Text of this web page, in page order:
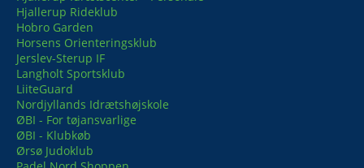
Hjallerup Rideklub
Hobro Garden
Horsens Orienteringsklub
Jerslev-Sterup IF
Langholt Sportsklub
LiiteGuard
Nordjyllands Idrætshøjskole
ØBI - For tøjansvarlige
ØBI - Klubkøb
Ørsø Judoklub